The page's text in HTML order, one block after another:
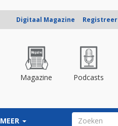
Digitaal Magazine Registreer
Magazine Podcasts
MEER ZOEKVELD